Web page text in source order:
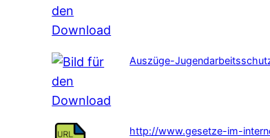
Auszüge-
http://www.gesetze-im-